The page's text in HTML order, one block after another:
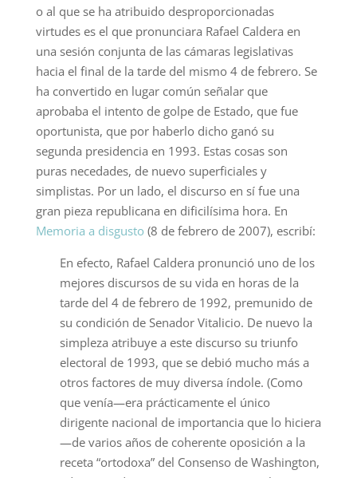
o al que se ha atribuido desproporcionadas
virtudes es el que pronunciara Rafael Caldera en
una sesión conjunta de las cámaras legislativas
hacia el final de la tarde del mismo 4 de febrero. Se
ha convertido en lugar común señalar que
aprobaba el intento de golpe de Estado, que fue
oportunista, que por haberlo dicho ganó su
segunda presidencia en 1993. Estas cosas son
puras necedades, de nuevo superficiales y
simplistas. Por un lado, el discurso en sí fue una
gran pieza republicana en dificilísima hora. En
Memoria a disgusto (8 de febrero de 2007), escribí:
En efecto, Rafael Caldera pronunció uno de los
mejores discursos de su vida en horas de la
tarde del 4 de febrero de 1992, premunido de
su condición de Senador Vitalicio. De nuevo la
simpleza atribuye a este discurso su triunfo
electoral de 1993, que se debió mucho más a
otros factores de muy diversa índole. (Como
que venía—era prácticamente el único
dirigente nacional de importancia que lo hiciera
—de varios años de coherente oposición a la
receta “ortodoxa” del Consenso de Washington,